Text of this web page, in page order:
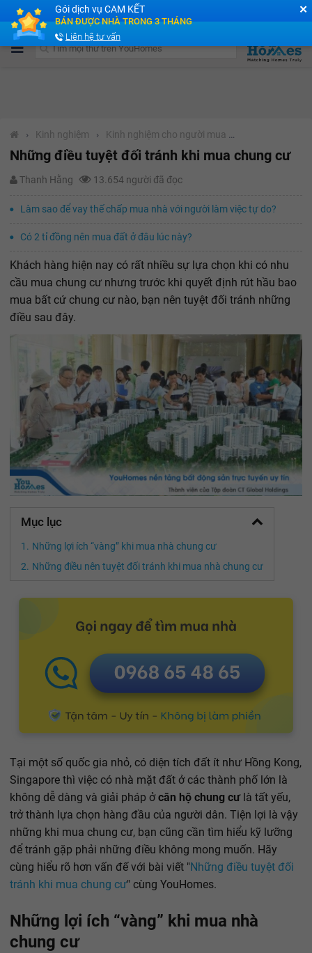
Cộng đồng Môi giới bPRO
› Kinh nghiệm ›
Những điều tuyệt đối tránh khi mua chung cư
Thanh Hằng 13.654 người đã đọc
Làm sao để vay thế chấp mua nhà với người làm việc tự do?
Có 2 tỉ đồng nên mua đất ở đâu lúc này?
Khách hàng hiện nay có rất nhiều sự lựa chọn khi có nhu
cầu mua chung cư nhưng trước khi quyết định rút hầu bao
mua bất cứ chung cư nào, bạn nên tuyệt đối tránh những
điều sau đây.
Mục lục
Những lợi ích “vàng” khi mua nhà chung cư
Những điều nên tuyệt đối tránh khi mua nhà chung cư
Tại một số quốc gia nhỏ, có diện tích đất ít như Hồng Kong,
Singapore thì việc có nhà mặt đất ở các thành phố lớn là
không dễ dàng và giải pháp ởcăn hộ chung cưlà tất yếu,
trở thành lựa chọn hàng đầu của người dân. Tiện lợi là vậy
những khi mua chung cư, bạn cũng cần tìm hiểu kỹ lưỡng
để tránh gặp phải những điều không mong muốn. Hãy
cùng hiểu rõ hơn vấn đế với bài viết "Những điều tuyệt đối
tránh khi mua chung cư" cùng YouHomes.
Những lợi ích “vàng” khi mua nhà
chung cư
✕
Gói dịch vụ CAM KẾT
BÁN ĐƯỢC NHÀ TRONG 3 THÁNG
Liên hệ tư vấn